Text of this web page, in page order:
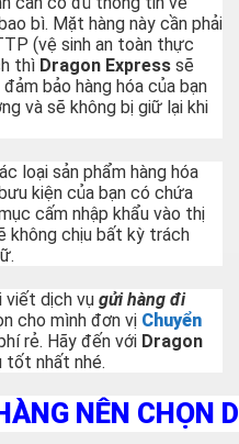
bì. Mặt hàng này cần phải
(vệ sinh an toàn thực
thì Dragon Express sẽ
bảo hàng hóa của bạn
và sẽ không bị giữ lại khi
loại sản phẩm hàng hóa
kiện của bạn có chứa
cấm nhập khẩu vào thị
không chịu bất kỳ trách
viết dịch vụ gửi hàng đi
cho mình đơn vị Chuyển
rẻ. Hãy đến với Dragon
tốt nhất nhé.
NÊN CHỌN